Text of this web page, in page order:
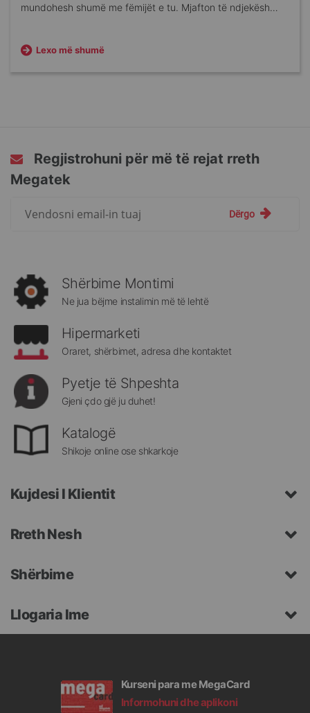
mundohesh shumë me fëmijët e tu. Mjafton të ndjekësh
emocioneve pozitive.
Lexo më shumë
Regjistrohuni për më të rejat rreth
Megatek
rreth
Megatek:
Dërgo
Shërbime Montimi
Ne jua bëjme instalimin më të lehtë
Hipermarketi
Oraret, shërbimet, adresa dhe kontaktet
Pyetje të Shpeshta
Gjeni çdo gjë ju duhet!
Katalogë
Shikoje online ose shkarkoje
Kujdesi I Klientit
Rreth Nesh
Shërbime
Llogaria Ime
Kurseni para me MegaCard
Informohuni dhe aplikoni